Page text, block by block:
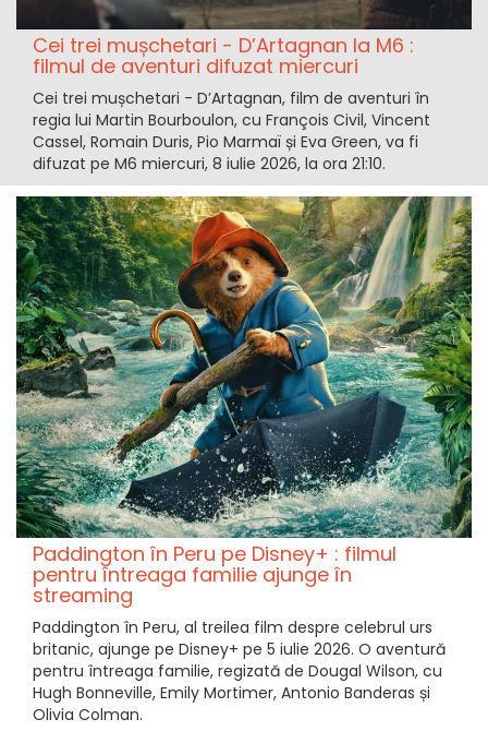
Cei trei mușchetari - D’Artagnan la M6 :
filmul de aventuri difuzat miercuri
Cei trei mușchetari - D’Artagnan, film de aventuri în
regia lui Martin Bourboulon, cu François Civil, Vincent
Cassel, Romain Duris, Pio Marmaï și Eva Green, va fi
difuzat pe M6 miercuri, 8 iulie 2026, la ora 21:10.
Paddington în Peru pe Disney+ : filmul
pentru întreaga familie ajunge în
streaming
Paddington în Peru, al treilea film despre celebrul urs
britanic, ajunge pe Disney+ pe 5 iulie 2026. O aventură
pentru întreaga familie, regizată de Dougal Wilson, cu
Hugh Bonneville, Emily Mortimer, Antonio Banderas și
Olivia Colman.